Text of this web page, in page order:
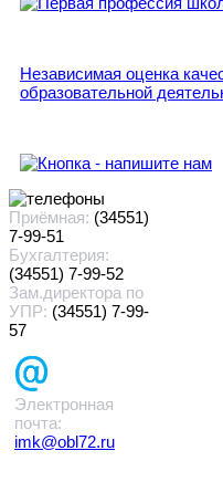
Независимая оценка
образовательной
Приёмная: (34551)
7-99-51
Бухгалтерия:
(34551) 7-99-52
Зам.директора по
УПР: (34551) 7-99-
57
Электронная
почта:
imk@obl72.ru